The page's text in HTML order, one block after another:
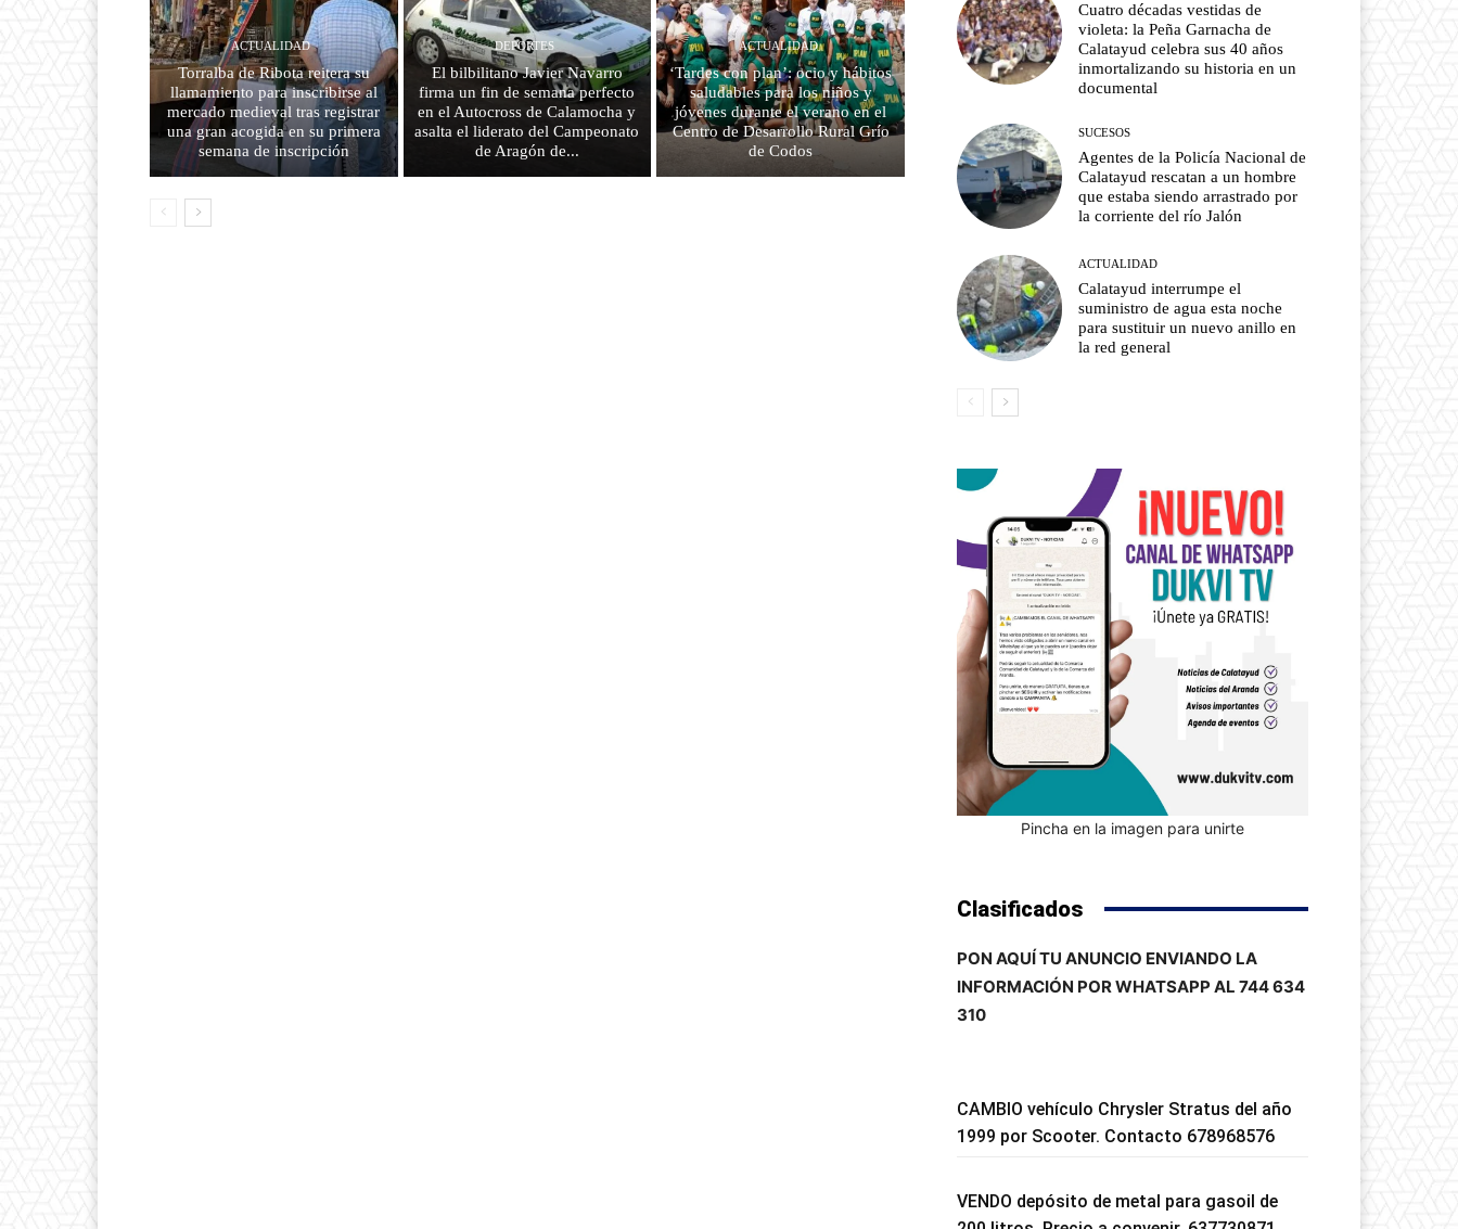
ACTUALIDAD
Torralba de Ribota reitera su
llamamiento para inscribirse al
mercado medieval tras registrar
una gran acogida en su primera
semana de inscripción
DEPORTES
El bilbilitano Javier Navarro
firma un fin de semana perfecto
en el Autocross de Calamocha y
asalta el liderato del Campeonato
de Aragón de...
ACTUALIDAD
‘Tardes con plan’: ocio y hábitos
saludables para los niños y
jóvenes durante el verano en el
Centro de Desarrollo Rural Grío
de Codos
Cuatro décadas vestidas de
violeta: la Peña Garnacha de
Calatayud celebra sus 40 años
inmortalizando su historia en un
documental
SUCESOS
Agentes de la Policía Nacional de
Calatayud rescatan a un hombre
que estaba siendo arrastrado por
la corriente del río Jalón
ACTUALIDAD
Calatayud interrumpe el
suministro de agua esta noche
para sustituir un nuevo anillo en
la red general
Pincha en la imagen para unirte
Clasificados
PON AQUÍ TU ANUNCIO ENVIANDO LA
INFORMACIÓN POR WHATSAPP AL 744 634
310
CAMBIO vehículo Chrysler Stratus del año
1999 por Scooter. Contacto 678968576
VENDO depósito de metal para gasoil de